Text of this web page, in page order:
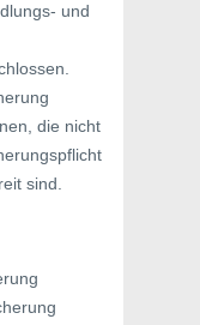
und
die nicht
sind.